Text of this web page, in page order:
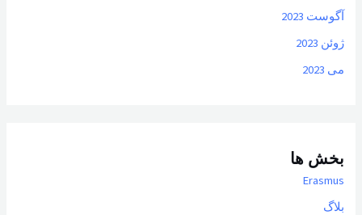
آگوست 2023
ژوئن 2023
می 2023
بخش ها
Erasmus
بلاگ